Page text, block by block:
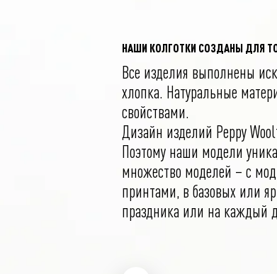
НАШИ КОЛГОТКИ СОЗДАНЫ ДЛЯ
Все изделия выполнены
хлопка. Натуральные
свойствами.
Дизайн изделий Peppy
Поэтому наши модели
множество моделей – с
принтами, в базовых или
праздника или на каждый